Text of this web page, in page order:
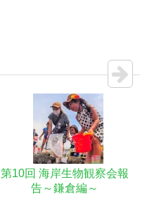
第10回 海岸生物観察会報
告～鎌倉編～